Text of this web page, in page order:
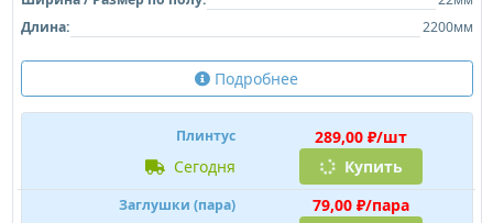
Длина:
2200мм
Подробнее
Плинтус
289,00 ₽/шт
сегодня
Купить
Заглушки (пара)
79,00 ₽/пара